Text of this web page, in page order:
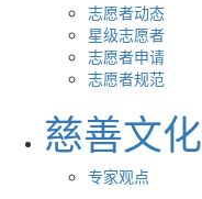
志愿者动态
星级志愿者
志愿者申请
志愿者规范
慈善文化
专家观点